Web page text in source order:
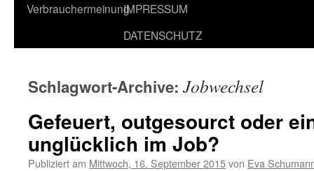
VerbrauchermeinungIMPRESSUM
DATENSCHUTZ
Schlagwort-Archive: Jobwechsel
Gefeuert, outgesourct oder
unglücklich im Job?
Publiziert am Mittwoch, 16. September 2015von Eva